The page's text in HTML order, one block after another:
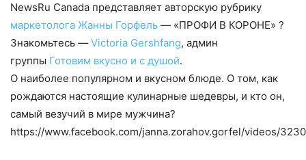
NewsRu Canada представляет авторскую рубрику
маркетолога Жанны Горфель — «ПРОФИ В КОРОНЕ» ?
Знакомьтесь — Victoria Gershfang, админ
группы Готовим вкусно и с душой.
О наиболее популярном и вкусном блюде. О том, как
рождаются настоящие кулинарные шедевры, и кто он,
самый везучий в мире мужчина?
https://www.facebook.com/janna.zorahov.gorfel/videos/